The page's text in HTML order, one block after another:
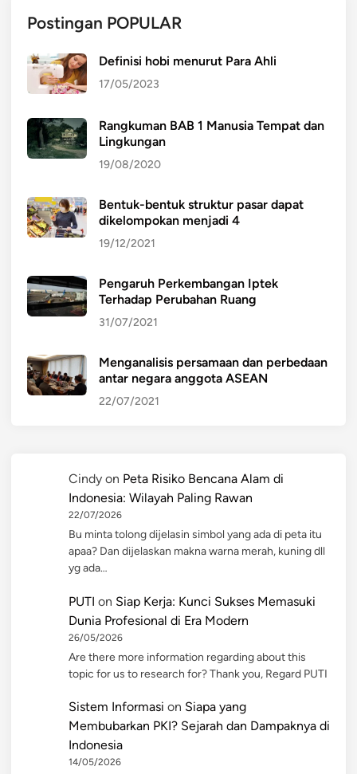
Postingan POPULAR
Definisi hobi menurut Para Ahli
17/05/2023
Rangkuman BAB 1 Manusia Tempat dan
Lingkungan
19/08/2020
Bentuk-bentuk struktur pasar dapat
dikelompokan menjadi 4
19/12/2021
Pengaruh Perkembangan Iptek
Terhadap Perubahan Ruang
31/07/2021
Menganalisis persamaan dan perbedaan
antar negara anggota ASEAN
22/07/2021
Cindy on Peta Risiko Bencana Alam di
Indonesia: Wilayah Paling Rawan
22/07/2026
Bu minta tolong dijelasin simbol yang ada di peta itu
apaa? Dan dijelaskan makna warna merah, kuning dll
yg ada…
PUTI on Siap Kerja: Kunci Sukses Memasuki
Dunia Profesional di Era Modern
26/05/2026
Are there more information regarding about this
topic for us to research for? Thank you, Regard PUTI
Sistem Informasi on Siapa yang
Membubarkan PKI? Sejarah dan Dampaknya di
Indonesia
14/05/2026